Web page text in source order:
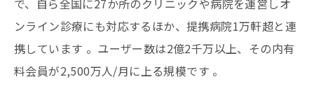
で、自ら全国に27か所のクリニックや病院を運営しオ
ンライン診療にも対応するほか、提携病院1万軒超と連
携しています 。ユーザー数は2億2千万以上、その内有
料会員が2,500万人/月に上る規模です 。